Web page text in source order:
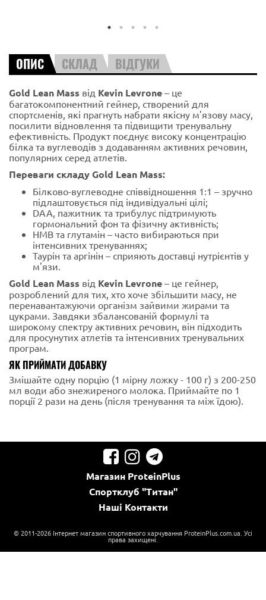
ОПИС СКЛАД ВІДГУКИ
Gold Lean Mass від Kevin Levrone – це
багатокомпонентний гейнер, створений для
спортсменів, які прагнуть набрати якісну м'язову масу,
посилити відновлення та підвищити тренувальну
ефективність. Продукт поєднує високу концентрацію
білка та вуглеводів з додаванням активних речовин,
популярних серед атлетів.
Переваги складу Gold Lean Mass:
Білково-вуглеводне співвідношення 1:1 – зручно
підлаштовується під індивідуальні цілі;
DAA, пажитник та трибулус підтримують
гормональний фон та фізичну активність;
HMB та глутамін – часто вибираються при
інтенсивних тренуваннях;
Таурін та аргінін – сприяють доставці нутрієнтів у
м'язи.
Gold Lean Mass від Kevin Levrone – це гейнер,
розроблений для тих, хто хоче збільшити масу, не
перенавантажуючи організм зайвими жирами та
цукрами. Завдяки збалансованій формулі та
широкому спектру активних речовин, він підходить
для просунутих атлетів та інтенсивних тренувальних
програм.
ЯК ПРИЙМАТИ ДОБАВКУ
Змішайте одну порцію (1 мірну ложку - 100 г) з 200-250
мл води або знежиреного молока. Приймайте по 1
порції 2 рази на день (після тренування та між їдою).
МагазинProteinPlus
Спортклуб "Титан"
Наші Контакти
© 2011-2026 Інтернет магазин спортивного харчування ProteinPlus.com.ua. Усі
права захищені.